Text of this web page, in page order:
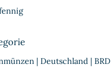
| Deutschland | BRD